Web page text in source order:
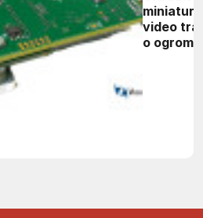
video
o